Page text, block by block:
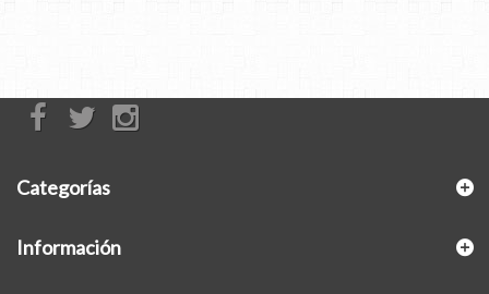
Categorías
Información